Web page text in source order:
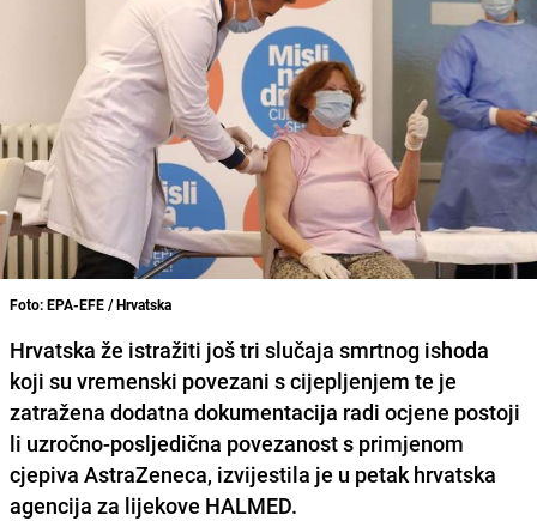
Foto: EPA-EFE / Hrvatska
Hrvatska že istražiti još tri slučaja smrtnog ishoda
koji su vremenski povezani s cijepljenjem te je
zatražena dodatna dokumentacija radi ocjene postoji
li uzročno-posljedična povezanost s primjenom
cjepiva AstraZeneca, izvijestila je u petak hrvatska
agencija za lijekove HALMED.